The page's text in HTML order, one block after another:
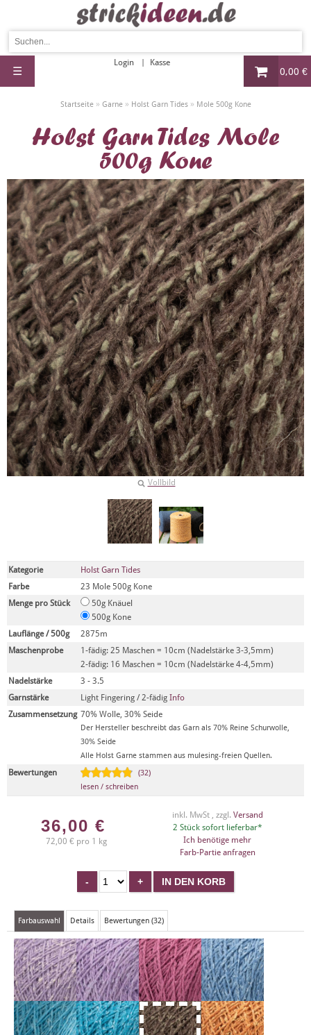
0,00 €
Login Kasse
☰
Startseite» Garne» Holst Garn Tides» Mole 500g Kone
Holst Garn Tides Mole
500g Kone
Vollbild
Kategorie
Holst Garn Tides
Farbe
23 Mole 500g Kone
Menge pro Stück
50g Knäuel
500g Kone
Lauflänge / 500g
2875m
Maschenprobe
1-fädig: 25 Maschen = 10cm (Nadelstärke 3-3,5mm)
2-fädig: 16 Maschen = 10cm (Nadelstärke 4-4,5mm)
Nadelstärke
3 - 3.5
Garnstärke
Light Fingering / 2-fädig Info
Zusammensetzung 70% Wolle, 30% Seide
Der Hersteller beschreibt das Garn als 70% Reine Schurwolle,
30% Seide
Alle Holst Garne stammen aus mulesing-freien Quellen.
Bewertungen
(32)
lesen / schreiben
36,00 €
72,00 € pro 1 kg
inkl. MwSt , zzgl. Versand
2 Stück sofort lieferbar*
Ich benötige mehr
Farb-Partie anfragen
Farbauswahl Details Bewertungen (32)